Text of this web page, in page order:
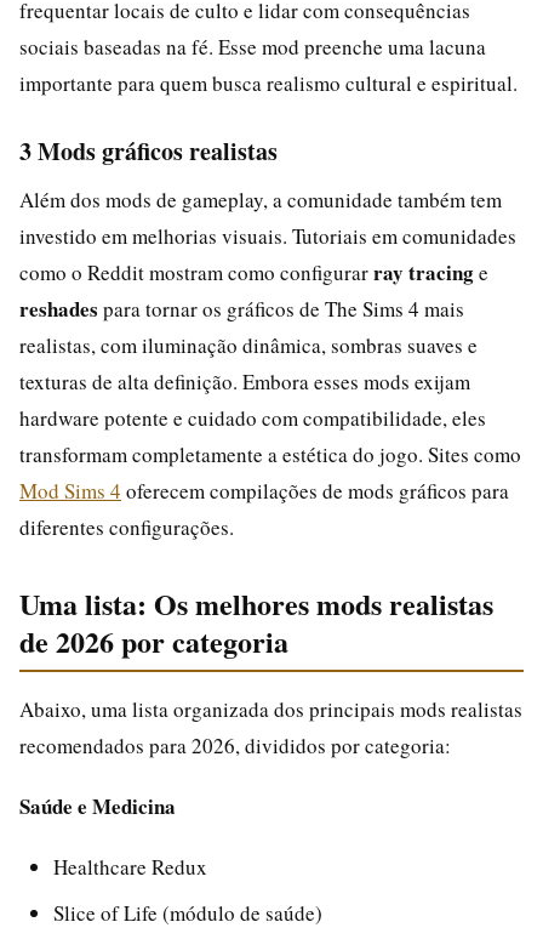
frequentar locais de culto e lidar com consequências
sociais baseadas na fé. Esse mod preenche uma lacuna
importante para quem busca realismo cultural e espiritual.
3 Mods gráficos realistas
Além dos mods de gameplay, a comunidade também tem
investido em melhorias visuais. Tutoriais em comunidades
como o Reddit mostram como configurarray tracinge
reshades para tornar os gráficos de The Sims 4 mais
realistas, com iluminação dinâmica, sombras suaves e
texturas de alta definição. Embora esses mods exijam
hardware potente e cuidado com compatibilidade, eles
transformam completamente a estética do jogo. Sites como
Mod Sims 4 oferecem compilações de mods gráficos para
diferentes configurações.
Uma lista: Os melhores mods realistas
de 2026 por categoria
Abaixo, uma lista organizada dos principais mods realistas
recomendados para 2026, divididos por categoria:
Saúde e Medicina
Healthcare Redux
Slice of Life (módulo de saúde)